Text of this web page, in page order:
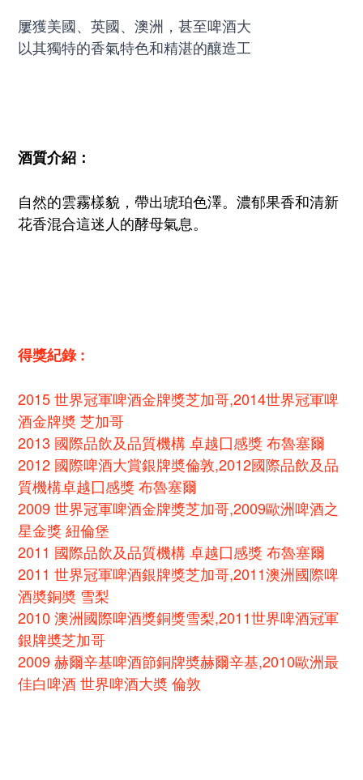
屢獲美國、英國、澳洲，甚至啤酒大國比利時等地的
以其獨特的香氣特色和精湛的釀造工藝，在全球啤酒
酒質介紹：
自然的雲霧樣貌，帶出琥珀色澤。濃郁果香和清新
花香混合這迷人的酵母氣息。
得獎紀錄 :
2015 世界冠軍啤酒金牌獎芝加哥,2014世界冠軍啤
酒金牌奬 芝加哥
2013 國際品飲及品質機構 卓越囗感獎 布魯塞爾
2012 國際啤酒大賞銀牌奬倫敦,2012國際品飲及品
質機構卓越囗感獎 布魯塞爾
2009 世界冠軍啤酒金牌獎芝加哥,2009歐洲啤酒之
星金獎 紐倫堡
2011 國際品飲及品質機構 卓越囗感獎 布魯塞爾
2011 世界冠軍啤酒銀牌獎芝加哥,2011澳洲國際啤
酒奬銅奬 雪梨
2010 澳洲國際啤酒獎銅獎雪梨,2011世界啤酒冠軍
銀牌奬芝加哥
2009 赫爾辛基啤酒節銅牌奬赫爾辛基,2010歐洲最
佳白啤酒 世界啤酒大奬 倫敦